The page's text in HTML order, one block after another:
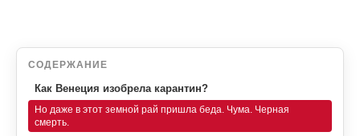
СОДЕРЖАНИЕ
Как Венеция изобрела карантин?
Но даже в этот земной рай пришла беда. Чума. Черная
смерть.